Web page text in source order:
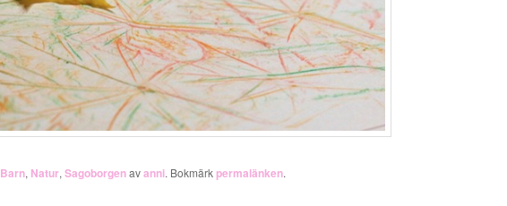
Barn, Natur,Sagoborgenavanni. Bokmärkpermalänken.